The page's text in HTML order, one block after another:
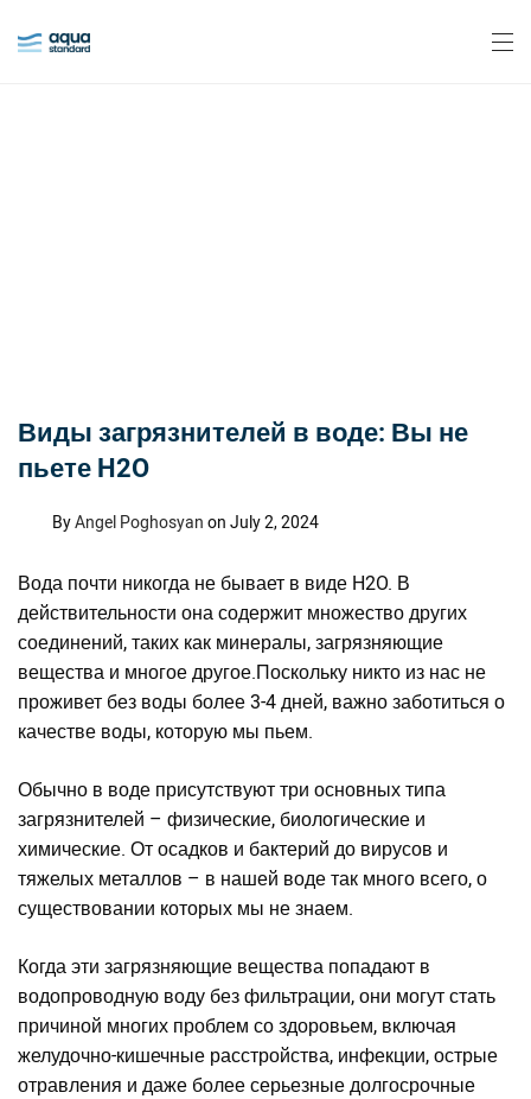
Виды загрязнителей в воде: Вы не
пьете H2O
ByAngel Poghosyan on July 2, 2024
Вода почти никогда не бывает в виде H2O. В
действительности она содержит множество других
соединений, таких как минералы, загрязняющие
вещества и многое другое.Поскольку никто из нас не
проживет без воды более 3-4 дней, важно заботиться о
качестве воды, которую мы пьем.
Обычно в воде присутствуют три основных типа
загрязнителей – физические, биологические и
химические. От осадков и бактерий до вирусов и
тяжелых металлов – в нашей воде так много всего, о
существовании которых мы не знаем.
Когда эти загрязняющие вещества попадают в
водопроводную воду без фильтрации, они могут стать
причиной многих проблем со здоровьем, включая
желудочно-кишечные расстройства, инфекции, острые
отравления и даже более серьезные долгосрочные